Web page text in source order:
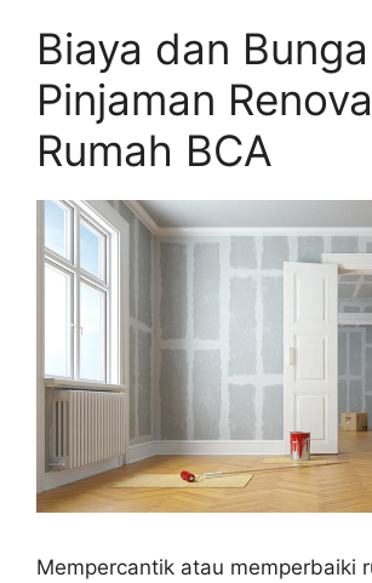
Biaya dan Bunga
Pinjaman
Rumah BCA
Mempercantik atau memperbaiki